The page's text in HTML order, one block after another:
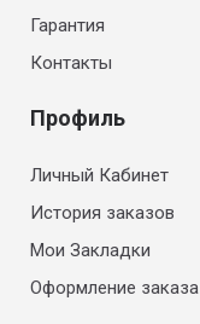
Гарантия
Контакты
Профиль
Личный Кабинет
История заказов
Мои Закладки
Оформление заказа